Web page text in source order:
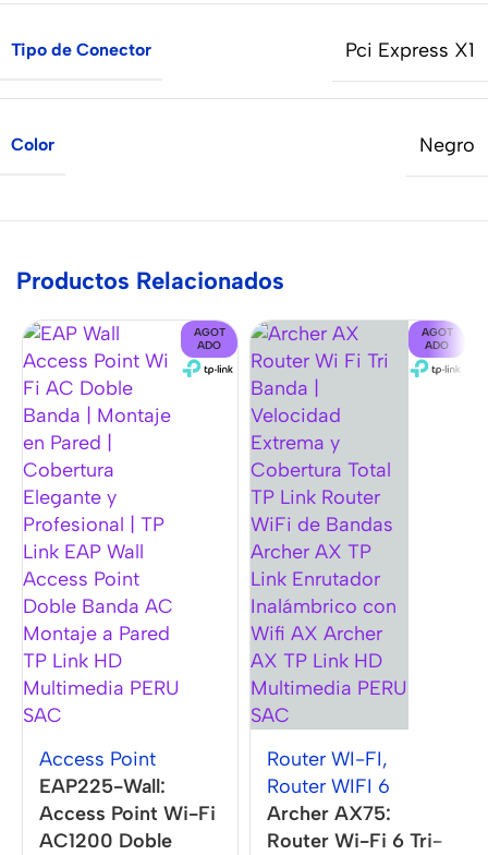
Tipo de Conector Pci Express X1
Color Negro
Productos Relacionados
AGOT
ADO
Access Point
EAP225-Wall:
Access Point Wi-Fi
AC1200 Doble
AGOT
ADO
Router WI-FI,
Router WIFI 6
Archer AX75:
Router Wi-Fi 6 Tri-